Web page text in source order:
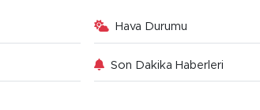
Hava Durumu
Son Dakika Haberleri